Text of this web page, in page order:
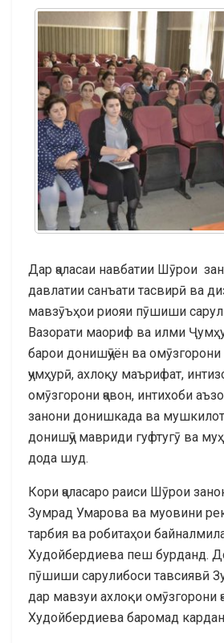
Дар ҷаласаи навбатии Шӯрои
давлатии санъати тасвирӣ ва
мавзӯъҳои риояи пӯшиши
Вазорати маориф ва илми
барои донишҷӯён ва
ҷумҳурӣ, ахлоқу маърифат,
омӯзгорони ҷавон, интихоби
занони донишкада ва
донишҷӯ мавриди гуфтугӯ ва
дода шуд.
Кори ҷаласаро раиси Шӯрои
Зумрад Умарова ва муовини
тарбия ва робитаҳои
Худойбердиева пеш бурданд.
пӯшиши сарулибоси тавсиявӣ
дар мавзуи ахлоқи омӯзгорони
Худойбердиева баромад